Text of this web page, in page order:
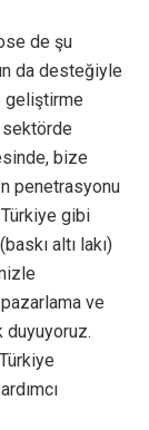
de şu
da desteğiyle
geliştirme
sektörde
bize
penetrasyonu
gibi
altı lakı)
ve
duyuyoruz.